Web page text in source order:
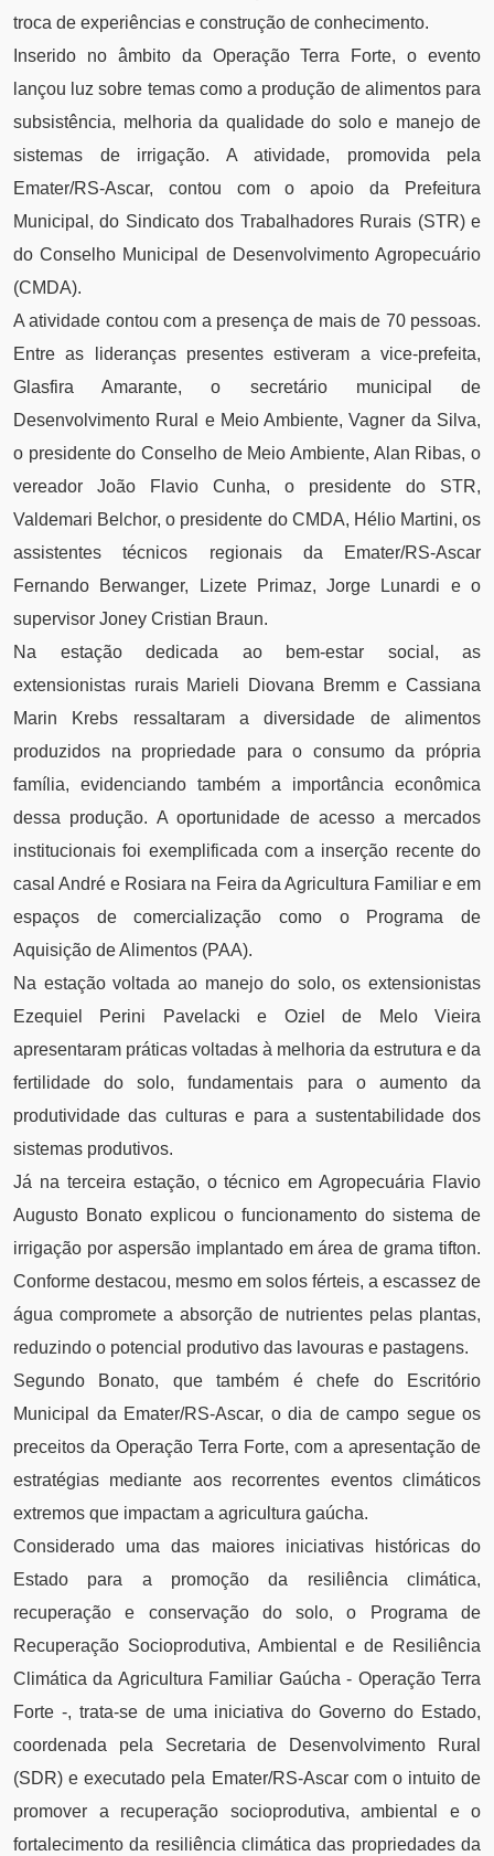
troca de experiências e construção de conhecimento.
Inserido no âmbito da Operação Terra Forte, o evento
lançou luz sobre temas como a produção de alimentos para
subsistência, melhoria da qualidade do solo e manejo de
sistemas de irrigação. A atividade, promovida pela
Emater/RS-Ascar, contou com o apoio da Prefeitura
Municipal, do Sindicato dos Trabalhadores Rurais (STR) e
do Conselho Municipal de Desenvolvimento Agropecuário
(CMDA).
A atividade contou com a presença de mais de 70 pessoas.
Entre as lideranças presentes estiveram a vice-prefeita,
Glasfira Amarante, o secretário municipal de
Desenvolvimento Rural e Meio Ambiente, Vagner da Silva,
o presidente do Conselho de Meio Ambiente, Alan Ribas, o
vereador João Flavio Cunha, o presidente do STR,
Valdemari Belchor, o presidente do CMDA, Hélio Martini, os
assistentes técnicos regionais da Emater/RS-Ascar
Fernando Berwanger, Lizete Primaz, Jorge Lunardi e o
supervisor Joney Cristian Braun.
Na estação dedicada ao bem-estar social, as
extensionistas rurais Marieli Diovana Bremm e Cassiana
Marin Krebs ressaltaram a diversidade de alimentos
produzidos na propriedade para o consumo da própria
família, evidenciando também a importância econômica
dessa produção. A oportunidade de acesso a mercados
institucionais foi exemplificada com a inserção recente do
casal André e Rosiara na Feira da Agricultura Familiar e em
espaços de comercialização como o Programa de
Aquisição de Alimentos (PAA).
Na estação voltada ao manejo do solo, os extensionistas
Ezequiel Perini Pavelacki e Oziel de Melo Vieira
apresentaram práticas voltadas à melhoria da estrutura e da
fertilidade do solo, fundamentais para o aumento da
produtividade das culturas e para a sustentabilidade dos
sistemas produtivos.
Já na terceira estação, o técnico em Agropecuária Flavio
Augusto Bonato explicou o funcionamento do sistema de
irrigação por aspersão implantado em área de grama tifton.
Conforme destacou, mesmo em solos férteis, a escassez de
água compromete a absorção de nutrientes pelas plantas,
reduzindo o potencial produtivo das lavouras e pastagens.
Segundo Bonato, que também é chefe do Escritório
Municipal da Emater/RS-Ascar, o dia de campo segue os
preceitos da Operação Terra Forte, com a apresentação de
estratégias mediante aos recorrentes eventos climáticos
extremos que impactam a agricultura gaúcha.
Considerado uma das maiores iniciativas históricas do
Estado para a promoção da resiliência climática,
recuperação e conservação do solo, o Programa de
Recuperação Socioprodutiva, Ambiental e de Resiliência
Climática da Agricultura Familiar Gaúcha - Operação Terra
Forte -, trata-se de uma iniciativa do Governo do Estado,
coordenada pela Secretaria de Desenvolvimento Rural
(SDR) e executado pela Emater/RS-Ascar com o intuito de
promover a recuperação socioprodutiva, ambiental e o
fortalecimento da resiliência climática das propriedades da